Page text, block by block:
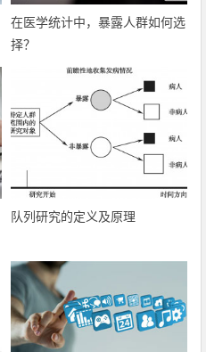
在医学统计中，暴露人群如何选
择？
队列研究的定义及原理